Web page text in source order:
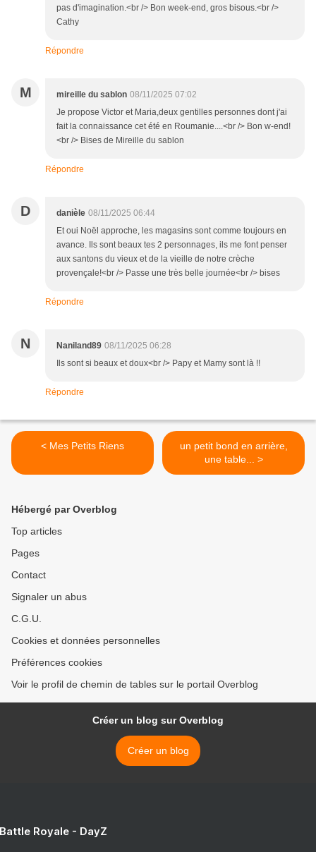
pas d'imagination.<br /> Bon week-end, gros bisous.<br />
Cathy
Répondre
M mireille du sablon 08/11/2025 07:02
Je propose Victor et Maria,deux gentilles personnes dont j'ai
fait la connaissance cet été en Roumanie....<br /> Bon w-end!
<br /> Bises de Mireille du sablon
Répondre
D danièle 08/11/2025 06:44
Et oui Noël approche, les magasins sont comme toujours en
avance. Ils sont beaux tes 2 personnages, ils me font penser
aux santons du vieux et de la vieille de notre crèche
provençale!<br /> Passe une très belle journée<br /> bises
Répondre
N Naniland89 08/11/2025 06:28
Ils sont si beaux et doux<br /> Papy et Mamy sont là !!
Répondre
< Mes Petits Riens
un petit bond en arrière,
une table... >
Hébergé par Overblog
Top articles
Pages
Contact
Signaler un abus
C.G.U.
Cookies et données personnelles
Préférences cookies
Voir le profil de chemin de tables sur le portail Overblog
Créer un blog sur Overblog
Créer un blog
Royale - DayZ